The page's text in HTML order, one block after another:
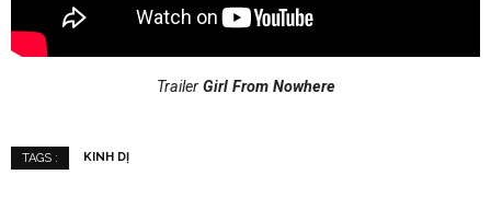
Trailer Girl From Nowhere
TAGS : KINH DỊ